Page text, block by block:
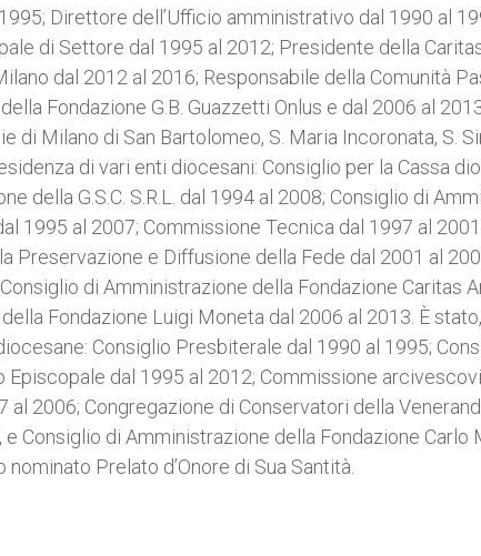
Direttore dell’Ufficio amministrativo dal 1990 al
di Settore dal 1995 al 2012; Presidente della
dal 2012 al 2016; Responsabile della Comunità
Fondazione G.B. Guazzetti Onlus e dal 2006 al
Milano di San Bartolomeo, S. Maria Incoronata, S.
di vari enti diocesani: Consiglio per la Cassa
della G.S.C. S.R.L. dal 1994 al 2008; Consiglio di
1995 al 2007; Commissione Tecnica dal 1997 al
Preservazione e Diffusione della Fede dal 2001 al
di Amministrazione della Fondazione Caritas
Fondazione Luigi Moneta dal 2006 al 2013. È
Consiglio Presbiterale dal 1990 al 1995;
dal 1995 al 2012; Commissione
2006; Congregazione di Conservatori della
Consiglio di Amministrazione della Fondazione Carlo
Prelato d’Onore di Sua Santità.